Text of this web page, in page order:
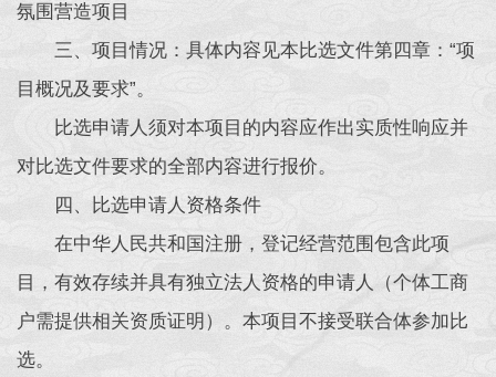
氛围营造项目
三、项目情况：具体内容见本比选文件第四章：“项
目概况及要求”。
比选申请人须对本项目的内容应作出实质性响应并
对比选文件要求的全部内容进行报价。
四、比选申请人资格条件
在中华人民共和国注册，登记经营范围包含此项
目，有效存续并具有独立法人资格的申请人（个体工商
户需提供相关资质证明）。本项目不接受联合体参加比
选。